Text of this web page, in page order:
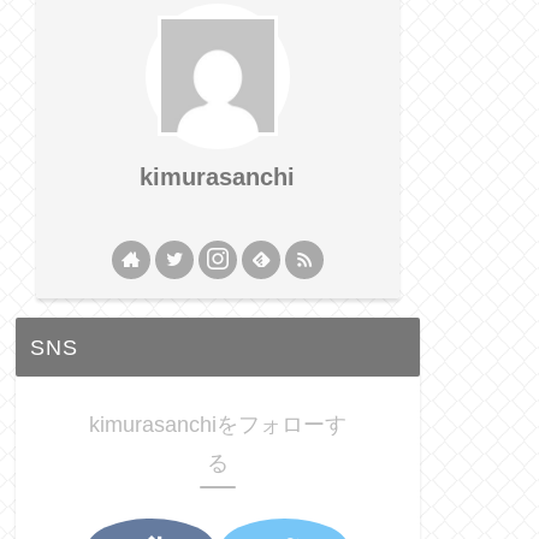
kimurasanchi
SNS
kimurasanchiをフォローす
る